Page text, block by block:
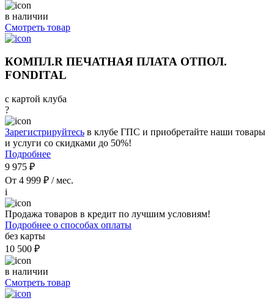
в наличии
Смотреть товар
КОМПЛ.R ПЕЧАТНАЯ ПЛАТА ОТПОЛ.
FONDITAL
с картой клуба
?
Зарегистрируйтесь в клубе ГПС и приобретайте наши товары
и услуги со скидками до 50%!
Подробнее
9 975 ₽
От 4 999 ₽ / мес.
i
Продажа товаров в кредит по лучшим условиям!
Подробнее о способах оплаты
без карты
10 500 ₽
в наличии
Смотреть товар